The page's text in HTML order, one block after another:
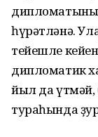
һүрәтләнә.
тейешле
дипломатик
йыл да үтмәй,
тураһында